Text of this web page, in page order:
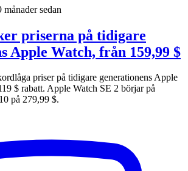
månader sedan
priserna på tidigare
Apple Watch, från 159,99 $
priser på tidigare generationens Apple
$ rabatt. Apple Watch SE 2 börjar på
på 279,99 $.